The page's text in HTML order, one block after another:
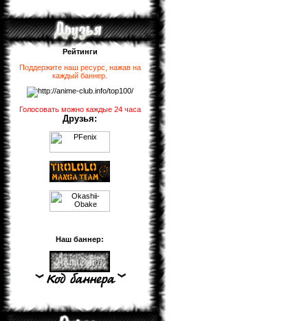
Рейтинги
Поддержите наш ресурс, нажав на
каждый баннер
Голосовать можно каждые 24 часа
Друзья:
Наш баннер: